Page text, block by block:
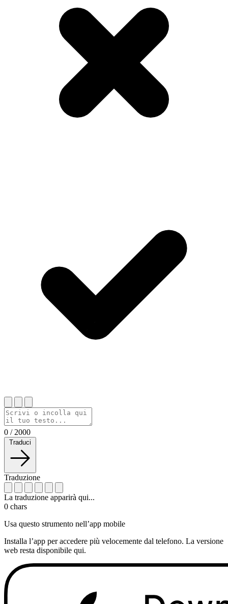
0 / 2000
Traduci
Traduzione
La traduzione apparirà qui...
0 chars
Usa questo strumento nell’app mobile
Installa l’app per accedere più velocemente dal telefono. La versione
web resta disponibile qui.